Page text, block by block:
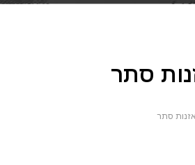
סתר
סתר